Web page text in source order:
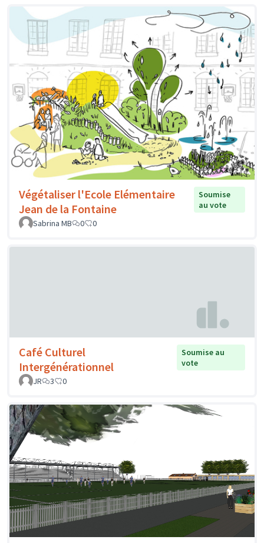
Végétaliser l'Ecole Elémentaire
Jean de la Fontaine
Soumise
au vote
Sabrina MB
0 0
Café Culturel
Intergénérationnel
Soumise au
vote
JR
3 0